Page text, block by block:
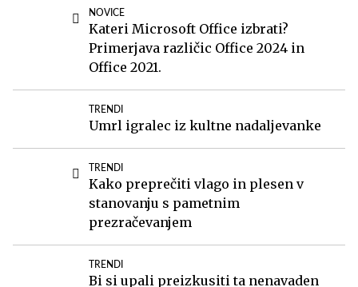
NOVICE
Kateri Microsoft Office izbrati?
Primerjava različic Office 2024 in
Office 2021.
TRENDI
Umrl igralec iz kultne nadaljevanke
TRENDI
Kako preprečiti vlago in plesen v
stanovanju s pametnim
prezračevanjem
TRENDI
Bi si upali preizkusiti ta nenavaden